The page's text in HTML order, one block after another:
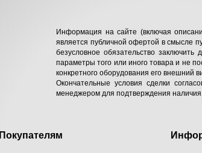
Информация на сайте (включая
является публичной офертой в смысле
безусловное обязательство
параметры того или иного товара и не
конкретного оборудования его внешний
Окончательные условия сделки
менеджером для подтверждения
Покупателям